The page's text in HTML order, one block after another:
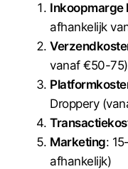
Inkoopmarge
afhankelijk
vanaf €50-75)
Droppery
Marketing:
afhankelijk)